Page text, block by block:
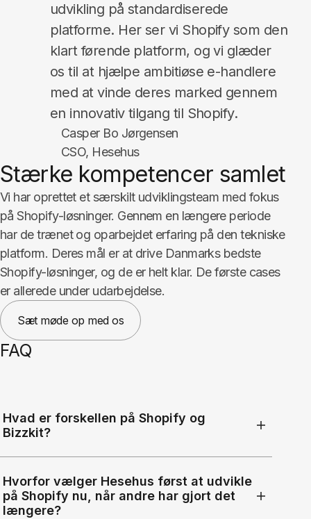
udvikling på standardiserede
platforme. Her ser vi Shopify som den
klart førende platform, og vi glæder
os til at hjælpe ambitiøse e-handlere
med at vinde deres marked gennem
en innovativ tilgang til Shopify.
Casper Bo Jørgensen
CSO, Hesehus
Stærke kompetencer samlet
Vi har oprettet et særskilt udviklingsteam med fokus
på Shopify-løsninger. Gennem en længere periode
har de trænet og oparbejdet erfaring på den tekniske
platform. Deres mål er at drive Danmarks bedste
Shopify-løsninger, og de er helt klar. De første cases
er allerede under udarbejdelse.
Sæt møde op med os
FAQ
Hvad er forskellen på Shopify og
Bizzkit?
Hvorfor vælger Hesehus først at udvikle
på Shopify nu, når andre har gjort det
længere?